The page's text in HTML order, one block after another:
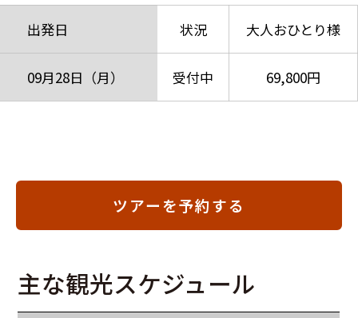
出発日 状況 大人おひとり様
09月28日（月） 受付中 69,800円
ツアーを予約する
主な観光スケジュール